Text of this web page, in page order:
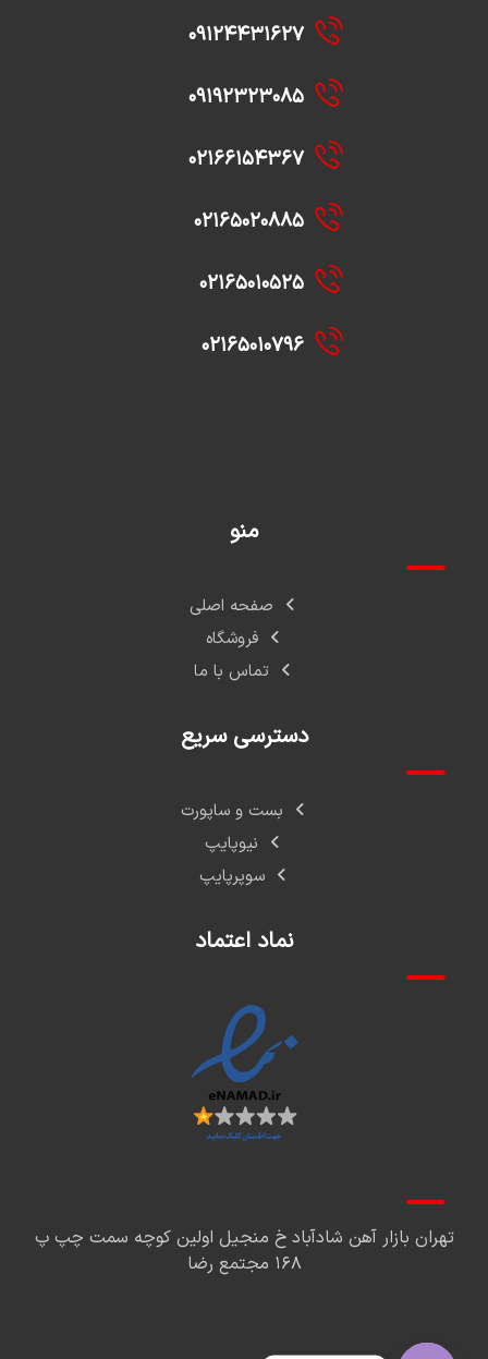
۰۹۱۲۴۴۳۱۶۲۷
۰۹۱۹۲۳۲۳۰۸۵
۰۲۱۶۶۱۵۴۳۶۷
۰۲۱۶۵۰۲۰۸۸۵
۰۲۱۶۵۰۱۰۵۲۵
۰۲۱۶۵۰۱۰۷۹۶
منو
صفحه اصلی
فروشگاه
تماس با ما
دسترسی سریع
بست و ساپورت
نیوپایپ
سوپرپایپ
نماد اعتماد
تهران بازار آهن شادآباد خ منجیل اولین کوچه سمت چپ پ
۱۶۸ مجتمع رضا